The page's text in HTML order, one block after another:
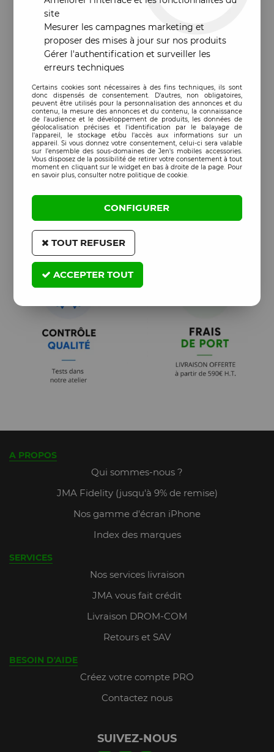
A PROPOS
Qui sommes-nous ?
JMA Fidelity (jusqu'à 9% de remise)
Nos gamme d'écran iPhone
Index des marques
SERVICES
Nos services livraison
JMA vous fait crédit
Livraison DROM-COM
Retours et SAV
BESOIN D'AIDE
Créez votre compte PRO
Contactez nous
SUIVEZ-NOUS
site
Mesurer les campagnes marketing et
proposer des mises à jour sur nos produits
Gérer l'authentification et surveiller les
erreurs techniques
Certains cookies sont nécessaires à des fins techniques, ils sont
donc dispensés de consentement. D'autres, non obligatoires,
peuvent être utilisés pour la personnalisation des annonces et du
contenu, la mesure des annonces et du contenu, la connaissance
de l'audience et le développement de produits, les données de
géolocalisation précises et l'identification par le balayage de
l'appareil, le stockage et/ou l'accès aux informations sur un
appareil. Si vous donnez votre consentement, celui-ci sera valable
sur l’ensemble des sous-domaines de Jen's mobiles accessories.
Vous disposez de la possibilité de retirer votre consentement à tout
moment en cliquant sur le widget en bas à droite de la page. Pour
en savoir plus, consulter notre politique de cookie.
CONFIGURER
TOUT REFUSER
ACCEPTER TOUT